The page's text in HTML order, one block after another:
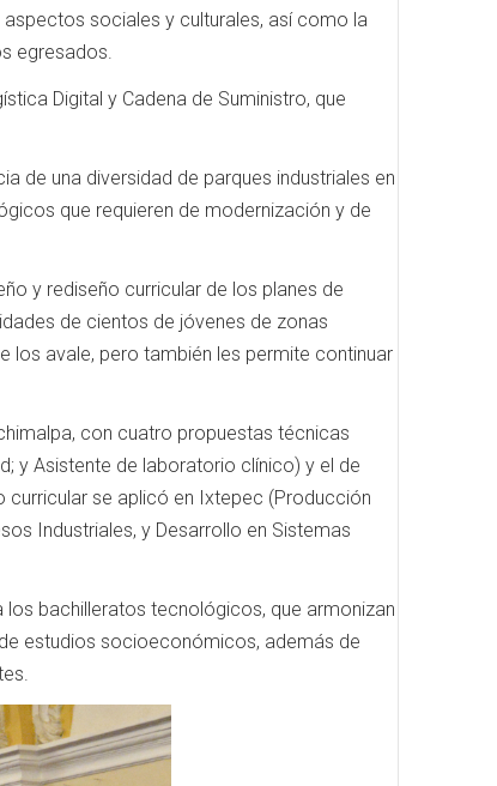
sociales y culturales, así como la
egresados.
Digital y Cadena de Suministro, que
de una diversidad de parques industriales en
que requieren de modernización y de
y rediseño curricular de los planes de
de cientos de jóvenes de zonas
los avale, pero también les permite continuar
con cuatro propuestas técnicas
y Asistente de laboratorio clínico) y el de
curricular se aplicó en Ixtepec (Producción
Industriales, y Desarrollo en Sistemas
bachilleratos tecnológicos, que armonizan
estudios socioeconómicos, además de